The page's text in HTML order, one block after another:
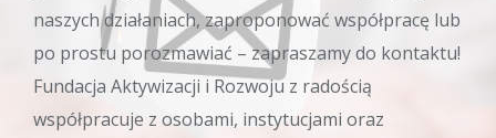
naszych działaniach, zaproponować współpracę lub
po prostu porozmawiać – zapraszamy do kontaktu!
Fundacja Aktywizacji i Rozwoju z radością
współpracuje z osobami, instytucjami oraz